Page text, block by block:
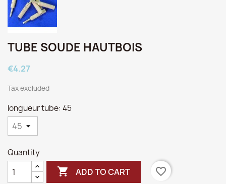
TUBE SOUDE HAUTBOIS
€4.27
Tax excluded
longueur tube: 45
Quantity
 ADD TO CART favorite_border